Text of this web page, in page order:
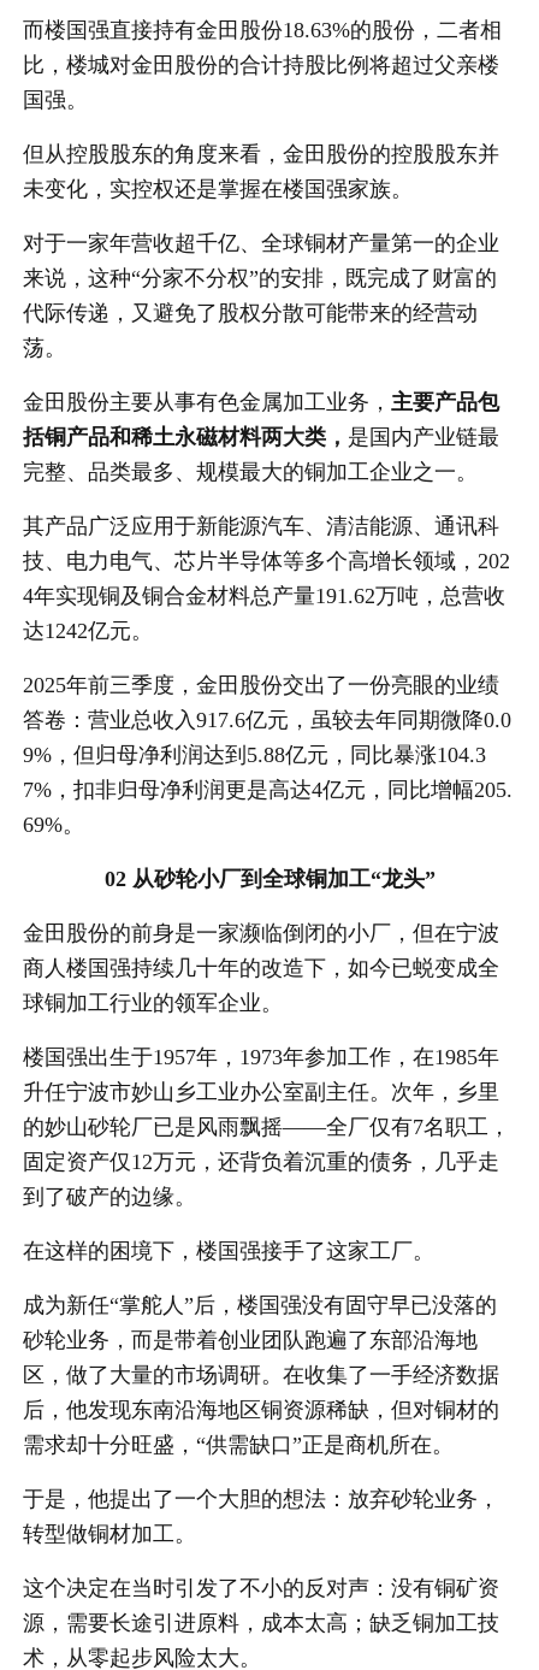
而楼国强直接持有金田股份18.63%的股份，二者相
比，楼城对金田股份的合计持股比例将超过父亲楼
国强。
但从控股股东的角度来看，金田股份的控股股东并
未变化，实控权还是掌握在楼国强家族。
对于一家年营收超千亿、全球铜材产量第一的企业
来说，这种“分家不分权”的安排，既完成了财富的
代际传递，又避免了股权分散可能带来的经营动
荡。
金田股份主要从事有色金属加工业务，主要产品包
括铜产品和稀土永磁材料两大类， 是国内产业链最
完整、品类最多、规模最大的铜加工企业之一。
其产品广泛应用于新能源汽车、清洁能源、通讯科
技、电力电气、芯片半导体等多个高增长领域，202
4年实现铜及铜合金材料总产量191.62万吨，总营收
达1242亿元。
2025年前三季度，金田股份交出了一份亮眼的业绩
答卷：营业总收入917.6亿元，虽较去年同期微降0.0
9%，但归母净利润达到5.88亿元，同比暴涨104.3
7%，扣非归母净利润更是高达4亿元，同比增幅205.
69%。
02 从砂轮小厂到全球铜加工“龙头”
金田股份的前身是一家濒临倒闭的小厂，但在宁波
商人楼国强持续几十年的改造下，如今已蜕变成全
球铜加工行业的领军企业。
楼国强出生于1957年，1973年参加工作，在1985年
升任宁波市妙山乡工业办公室副主任。次年，乡里
的妙山砂轮厂已是风雨飘摇——全厂仅有7名职工，
固定资产仅12万元，还背负着沉重的债务，几乎走
到了破产的边缘。
在这样的困境下，楼国强接手了这家工厂。
成为新任“掌舵人”后，楼国强没有固守早已没落的
砂轮业务，而是带着创业团队跑遍了东部沿海地
区，做了大量的市场调研。在收集了一手经济数据
后，他发现东南沿海地区铜资源稀缺，但对铜材的
需求却十分旺盛，“供需缺口”正是商机所在。
于是，他提出了一个大胆的想法：放弃砂轮业务，
转型做铜材加工。
这个决定在当时引发了不小的反对声：没有铜矿资
源，需要长途引进原料，成本太高；缺乏铜加工技
术，从零起步风险太大。